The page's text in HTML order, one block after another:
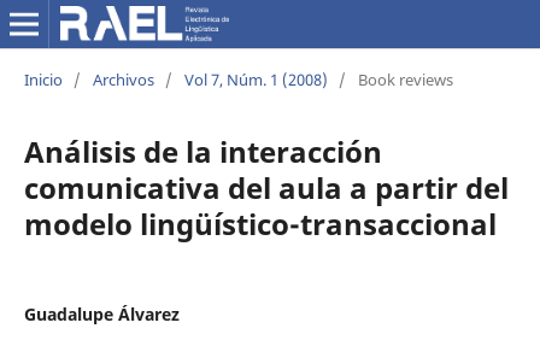
Inicio / Archivos / Vol 7, Núm. 1 (2008) / Book reviews
Análisis de la interacción
comunicativa del aula a partir del
modelo lingüístico-transaccional
Guadalupe Álvarez